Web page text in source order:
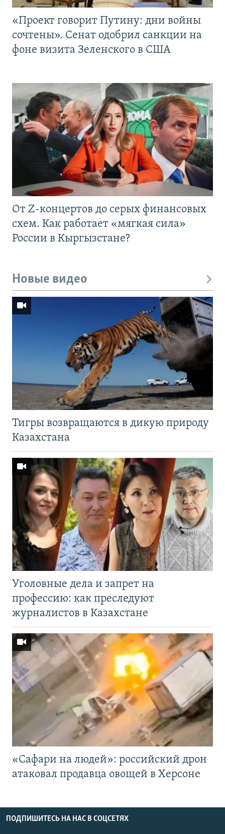
«Проект говорит Путину: дни войны
сочтены». Сенат одобрил санкции на
фоне визита Зеленского в США
От Z-концертов до серых финансовых
схем. Как работает «мягкая сила»
России в Кыргызстане?
Новые видео
Тигры возвращаются в дикую природу
Казахстана
Уголовные дела и запрет на
профессию: как преследуют
журналистов в Казахстане
«Cафари на людей»: российский дрон
атаковал продавца овощей в Херсоне
ПОДПИШИТЕСЬ НА НАС В СОЦСЕТЯХ